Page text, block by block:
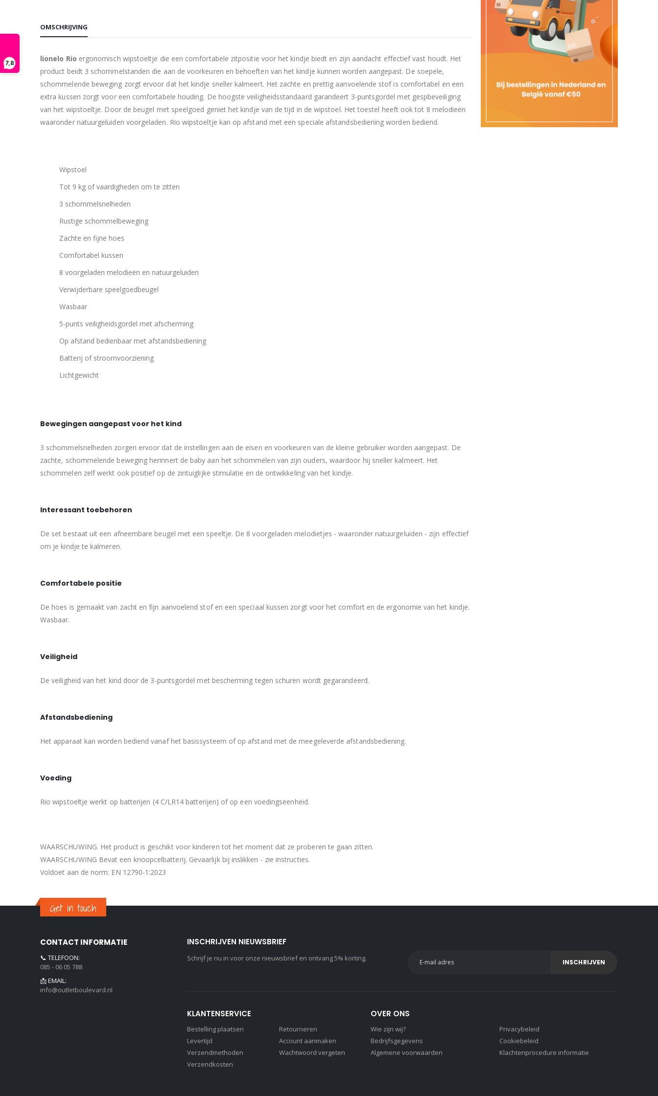
7,8
OMSCHRIJVING
lionelo Rio ergonomisch wipstoeltje die een comfortabele zitpositie voor het kindje biedt en zijn aandacht effectief vast houdt. Het
product beidt 3 schommelstanden die aan de voorkeuren en behoeften van het kindje kunnen worden aangepast. De soepele,
schommelende beweging zorgt ervoor dat het kindje sneller kalmeert. Het zachte en prettig aanvoelende stof is comfortabel en een
extra kussen zorgt voor een comfortabele houding. De hoogste veiligheidsstandaard garandeert 3-puntsgordel met gespbeveiliging
van het wipstoeltje. Door de beugel met speelgoed geniet het kindje van de tijd in de wipstoel. Het toestel heeft ook tot 8 melodieën
waaronder natuurgeluiden voorgeladen. Rio wipstoeltje kan op afstand met een speciale afstandsbediening worden bediend.
Wipstoel
Tot 9 kg of vaardigheden om te zitten
3 schommelsnelheden
Rustige schommelbeweging
Zachte en fijne hoes
Comfortabel kussen
8 voorgeladen melodieën en natuurgeluiden
Verwijderbare speelgoedbeugel
Wasbaar
5-punts veiligheidsgordel met afscherming
Op afstand bedienbaar met afstandsbediening
Batterij of stroomvoorziening
Lichtgewicht
Bewegingen aangepast voor het kind
3 schommelsnelheden zorgen ervoor dat de instellingen aan de eisen en voorkeuren van de kleine gebruiker worden aangepast. De
zachte, schommelende beweging herinnert de baby aan het schommelen van zijn ouders, waardoor hij sneller kalmeert. Het
schommelen zelf werkt ook positief op de zintuiglijke stimulatie en de ontwikkeling van het kindje.
Interessant toebehoren
De set bestaat uit een afneembare beugel met een speeltje. De 8 voorgeladen melodietjes - waaronder natuurgeluiden - zijn effectief
om je kindje te kalmeren.
Comfortabele positie
De hoes is gemaakt van zacht en fijn aanvoelend stof en een speciaal kussen zorgt voor het comfort en de ergonomie van het kindje.
Wasbaar.
Veiligheid
De veiligheid van het kind door de 3-puntsgordel met bescherming tegen schuren wordt gegarandeerd.
Afstandsbediening
Het apparaat kan worden bediend vanaf het basissysteem of op afstand met de meegeleverde afstandsbediening.
Voeding
Rio wipstoeltje werkt op batterijen (4 C/LR14 batterijen) of op een voedingseenheid.
WAARSCHUWING. Het product is geschikt voor kinderen tot het moment dat ze proberen te gaan zitten.
WAARSCHUWING Bevat een knoopcelbatterij. Gevaarlijk bij inslikken - zie instructies.
Voldoet aan de norm: EN 12790-1:2023
Get in touch
CONTACT INFORMATIE
📞 TELEFOON:
085 - 06 05 788
📩 EMAIL:
info@outletboulevard.nl
INSCHRIJVEN NIEUWSBRIEF
Schrijf je nu in voor onze nieuwsbrief en ontvang 5% korting. INSCHRIJVEN
KLANTENSERVICE
Bestelling plaatsen
Levertijd
Verzendmethoden
Verzendkosten
Retourneren
Account aanmaken
Wachtwoord vergeten
OVER ONS
Wie zijn wij?
Bedrijfsgegevens
Algemene voorwaarden
Privacybeleid
Cookiebeleid
Klachtenprocedure informatie